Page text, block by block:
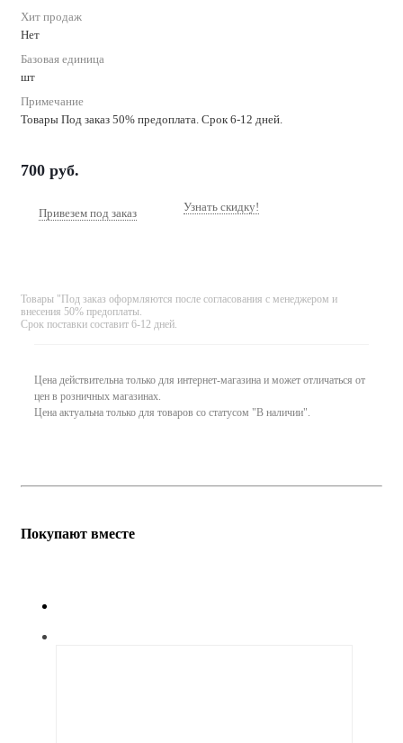
Хит продаж
Нет
Базовая единица
шт
Примечание
Товары Под заказ 50% предоплата. Срок 6-12 дней.
700 руб.
Привезем под заказ Узнать скидку!
Товары "Под заказ оформляются после согласования с менеджером и
внесения 50% предоплаты.
Срок поставки составит 6-12 дней.
Цена действительна только для интернет-магазина и может отличаться от
цен в розничных магазинах.
Цена актуальна только для товаров со статусом "В наличии".
Покупают вместе